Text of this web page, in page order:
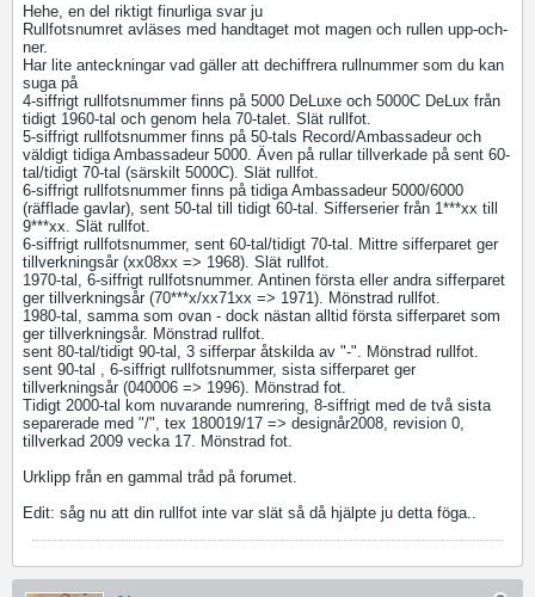
Hehe, en del riktigt finurliga svar ju
Rullfotsnumret avläses med handtaget mot magen och rullen upp-och-
ner.
Har lite anteckningar vad gäller att dechiffrera rullnummer som du kan
suga på
4-siffrigt rullfotsnummer finns på 5000 DeLuxe och 5000C DeLux från
tidigt 1960-tal och genom hela 70-talet. Slät rullfot.
5-siffrigt rullfotsnummer finns på 50-tals Record/Ambassadeur och
väldigt tidiga Ambassadeur 5000. Även på rullar tillverkade på sent 60-
tal/tidigt 70-tal (särskilt 5000C). Slät rullfot.
6-siffrigt rullfotsnummer finns på tidiga Ambassadeur 5000/6000
(räfflade gavlar), sent 50-tal till tidigt 60-tal. Sifferserier från 1***xx till
9***xx. Slät rullfot.
6-siffrigt rullfotsnummer, sent 60-tal/tidigt 70-tal. Mittre sifferparet ger
tillverkningsår (xx08xx => 1968). Slät rullfot.
1970-tal, 6-siffrigt rullfotsnummer. Antinen första eller andra sifferparet
ger tillverkningsår (70***x/xx71xx => 1971). Mönstrad rullfot.
1980-tal, samma som ovan - dock nästan alltid första sifferparet som
ger tillverkningsår. Mönstrad rullfot.
sent 80-tal/tidigt 90-tal, 3 sifferpar åtskilda av "-". Mönstrad rullfot.
sent 90-tal , 6-siffrigt rullfotsnummer, sista sifferparet ger
tillverkningsår (040006 => 1996). Mönstrad fot.
Tidigt 2000-tal kom nuvarande numrering, 8-siffrigt med de två sista
separerade med "/", tex 180019/17 => designår2008, revision 0,
tillverkad 2009 vecka 17. Mönstrad fot.
Urklipp från en gammal tråd på forumet.
Edit: såg nu att din rullfot inte var slät så då hjälpte ju detta föga..